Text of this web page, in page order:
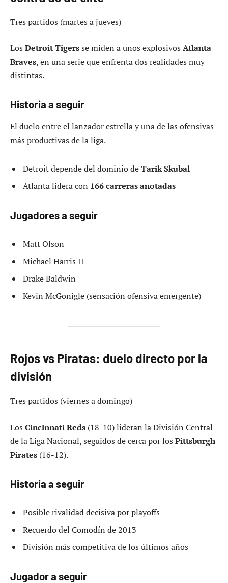
Tres partidos (martes a jueves)
Los Detroit Tigersse miden a unos explosivos Atlanta
Braves, en una serie que enfrenta dos realidades muy
distintas.
Historia a seguir
El duelo entre el lanzador estrella y una de las ofensivas
más productivas de la liga.
Detroit depende del dominio deTarik Skubal
Atlanta lidera con 166 carreras anotadas
Jugadores a seguir
Matt Olson
Michael Harris II
Drake Baldwin
Kevin McGonigle (sensación ofensiva emergente)
Rojos vs Piratas: duelo directo por la
división
Tres partidos (viernes a domingo)
Los Cincinnati Reds (18-10) lideran la División Central
de la Liga Nacional, seguidos de cerca por los Pittsburgh
Pirates (16-12).
Historia a seguir
Posible rivalidad decisiva por playoffs
Recuerdo del Comodín de 2013
División más competitiva de los últimos años
Jugador a seguir